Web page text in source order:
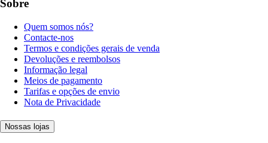
Sobre
Quem somos nós?
Contacte-nos
Termos e condições gerais de venda
Devoluções e reembolsos
Informação legal
Meios de pagamento
Tarifas e opções de envio
Nota de Privacidade
Nossas lojas